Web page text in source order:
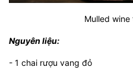
Mulled
Nguyên liệu:
- 1 chai rượu vang đỏ